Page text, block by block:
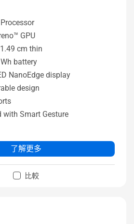
GPU
cm thin
battery
NanoEdge display
design
with Smart Gesture
了解更多
比較